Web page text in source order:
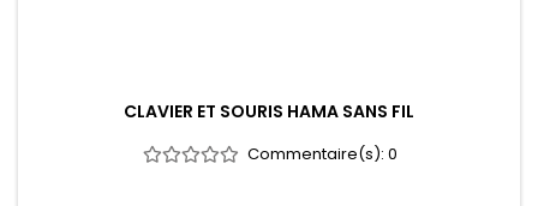
CLAVIER ET SOURIS HAMA SANS FIL
Commentaire(s): 0